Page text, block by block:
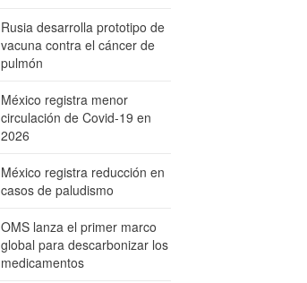
Rusia desarrolla prototipo de
vacuna contra el cáncer de
pulmón
México registra menor
circulación de Covid-19 en
2026
México registra reducción en
casos de paludismo
OMS lanza el primer marco
global para descarbonizar los
medicamentos